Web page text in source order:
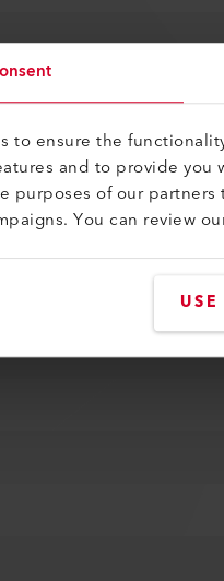
to ensure the
and to provide you
purposes of our
You can review